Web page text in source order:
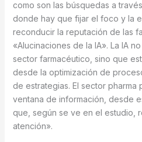
como son las búsquedas a
donde hay que fijar el foco y la
reconducir la reputación de las
«Alucinaciones de la IA». La IA
sector farmacéutico, sino que
desde la optimización de
de estrategias. El sector pharma
ventana de información, desde
que, según se ve en el estudio,
atención».